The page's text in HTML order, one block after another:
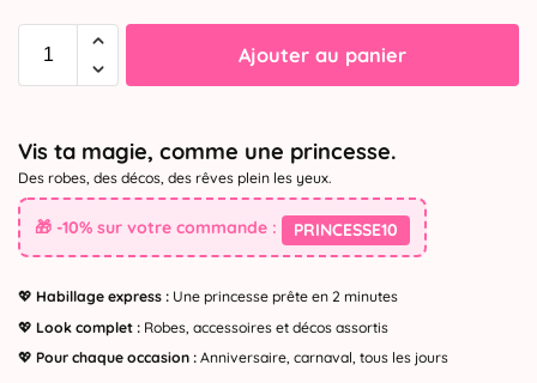
Ajouter au panier
Vis ta magie, comme une princesse.
Des robes, des décos, des rêves plein les yeux.
🎁 -10% sur votre commande : PRINCESSE10
💖 Habillage express : Une princesse prête en 2 minutes
💖 Look complet : Robes, accessoires et décos assortis
💖 Pour chaque occasion : Anniversaire, carnaval, tous les jours